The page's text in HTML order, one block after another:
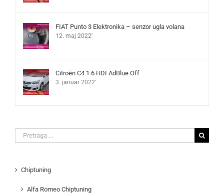
FIAT Punto 3 Elektronika – senzor ugla volana
12. maj 2022'
Citroën C4 1.6 HDI AdBlue Off
3. januar 2022'
Search
for:
Chiptuning
Alfa Romeo Chiptuning